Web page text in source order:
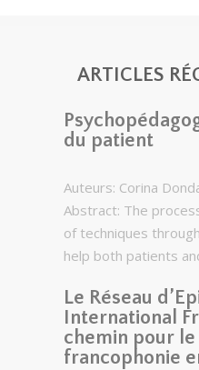
ARTICLES
du patient
Auteurs: Corina
Abstract: The
of techniques
help both patients
Le Réseau
International
chemin pour
francophonie